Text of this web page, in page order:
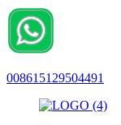
008615129504491